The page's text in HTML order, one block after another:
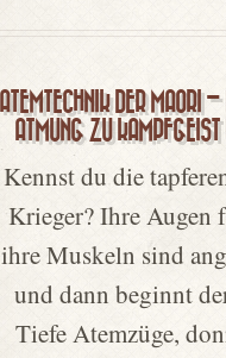
ATEMTECHNIK DER MAORI
ATMUNG ZU KAMPFGEIST
Kennst du die
Krieger? Ihre Augen
ihre Muskeln sind
und dann beginnt
Tiefe Atemzüge,